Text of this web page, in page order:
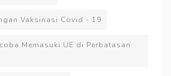
Vaksinasi Covid - 19
Memasuki UE di Perbatasan